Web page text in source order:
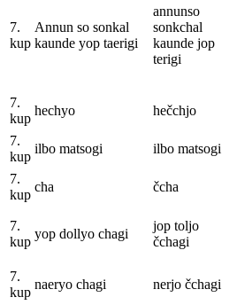
7.
kup
Annun so sonkal
kaunde yop taerigi
annunso
sonkchal
kaunde jop
terigi
7.
kup
hechyo hečchjo
7.
kup
ilbo matsogi ilbo matsogi
7.
kup
cha čcha
7.
kup
yop dollyo chagi
jop toljo
čchagi
7.
kup
naeryo chagi nerjo čchagi